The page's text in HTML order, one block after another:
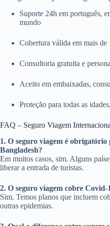
Suporte 24h em português,
mundo
Cobertura válida em mais de
Consultoria gratuita e
Aceito em embaixadas,
Proteção para todas as
FAQ – Seguro Viagem
1. O seguro viagem é
Bangladesh?
Em muitos casos, sim. Alguns
liberar a entrada de turistas.
2. O seguro viagem cobre Covid-
Sim. Temos planos que incluem
outras epidemias.